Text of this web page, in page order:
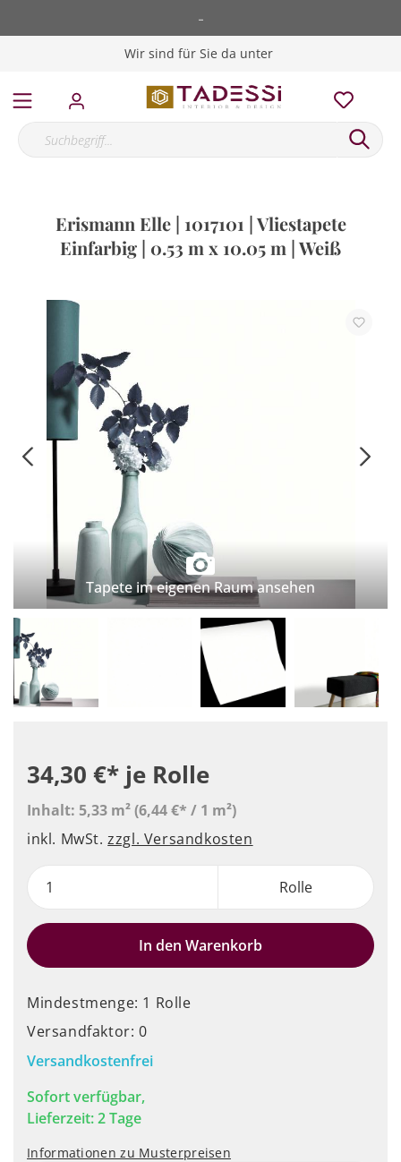
-
Wir sind für Sie da unter
Erismann Elle | 1017101 | Vliestapete
Einfarbig | 0.53 m x 10.05 m | Weiß
Tapete im eigenen Raum ansehen
34,30 €* je Rolle
Inhalt: 5,33 m²(6,44 €* / 1 m²)
inkl. MwSt.zzgl. Versandkosten
Rolle
In den Warenkorb
Mindestmenge: 1 Rolle
Versandfaktor: 0
Versandkostenfrei
Sofort verfügbar,
Lieferzeit: 2 Tage
Informationen zu Musterpreisen